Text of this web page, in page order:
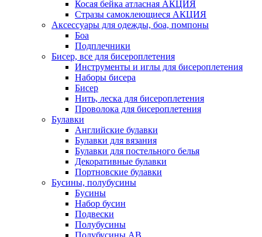
Косая бейка атласная АКЦИЯ
Стразы самоклеющиеся АКЦИЯ
Аксессуары для одежды, боа, помпоны
Боа
Подплечники
Бисер, все для бисероплетения
Инструменты и иглы для бисероплетения
Наборы бисера
Бисер
Нить, леска для бисероплетения
Проволока для бисероплетения
Булавки
Английские булавки
Булавки для вязания
Булавки для постельного белья
Декоративные булавки
Портновские булавки
Бусины, полубусины
Бусины
Набор бусин
Подвески
Полубусины
Полубусины AB